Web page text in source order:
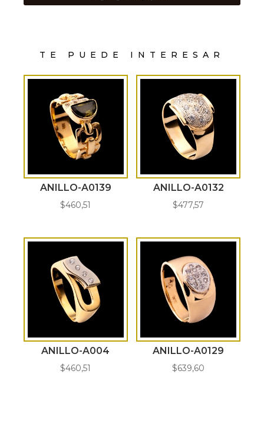
TE PUEDE INTERESAR
ANILLO-A0139
$460,51
ANILLO-A0132
$477,57
ANILLO-A004
$460,51
ANILLO-A0129
$639,60